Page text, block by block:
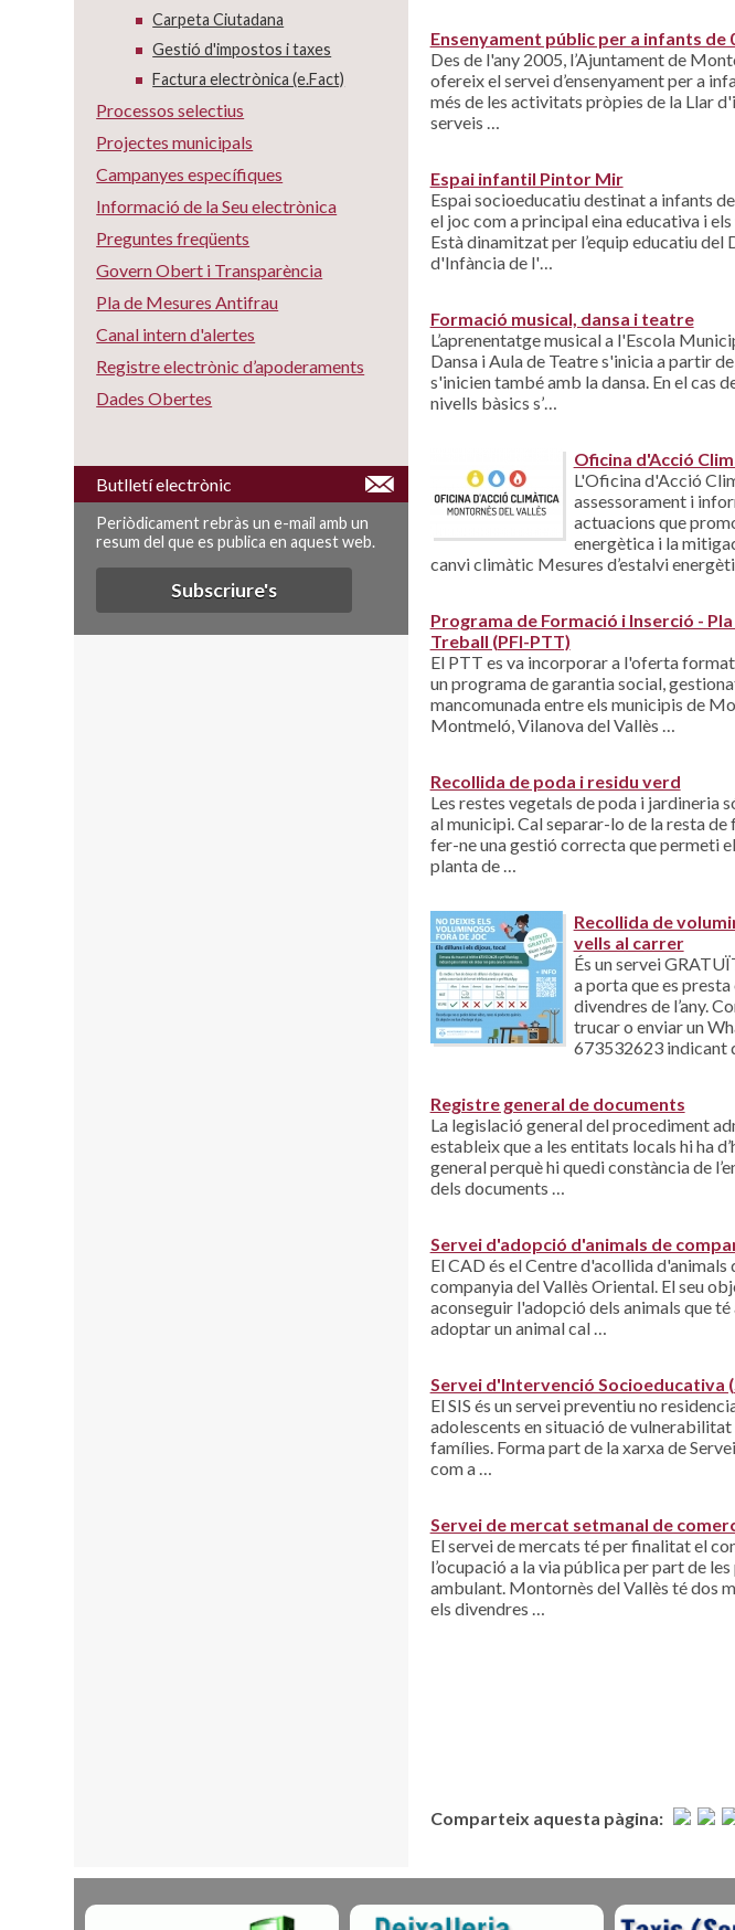
Ensenyament públic per a infants de
Des de l'any 2005, l’Ajuntament de
ofereix el servei d’ensenyament per a
més de les activitats pròpies de la Llar
serveis …
Espai infantil Pintor Mir
Espai socioeducatiu destinat a infants
el joc com a principal eina educativa i els
Està dinamitzat per l’equip educatiu del
d'Infància de l'…
Formació musical, dansa i teatre
L’aprenentatge musical a l'Escola
Dansa i Aula de Teatre s'inicia a partir
s'inicien també amb la dansa. En el cas
nivells bàsics s’…
Oficina d'Acció
L'Oficina d'Acció
assessorament i
actuacions que
energètica i la
canvi climàtic Mesures d’estalvi
Programa de Formació i Inserció -
Treball (PFI-PTT)
El PTT es va incorporar a l'oferta
un programa de garantia social,
mancomunada entre els municipis de
Montmeló, Vilanova del Vallès …
Recollida de poda i residu verd
Les restes vegetals de poda i jardineria
al municipi. Cal separar-lo de la resta
fer-ne una gestió correcta que permeti
planta de …
Recollida de
vells al carrer
És un servei
a porta que es
divendres de l’any.
trucar o enviar un
673532623 indicant
Registre general de documents
La legislació general del procediment
estableix que a les entitats locals hi ha
general perquè hi quedi constància de
dels documents …
Servei d'adopció d'animals de
El CAD és el Centre d'acollida d'animals
companyia del Vallès Oriental. El seu
aconseguir l'adopció dels animals que
adoptar un animal cal …
Servei d'Intervenció Socioeducativa
El SIS és un servei preventiu no
adolescents en situació de vulnerabilitat
famílies. Forma part de la xarxa de
com a …
Servei de mercat setmanal de
El servei de mercats té per finalitat el
l’ocupació a la via pública per part de
ambulant. Montornès del Vallès té dos
els divendres …
Comparteix aquesta pàgina:
Carpeta Ciutadana
Gestió d'impostos i taxes
Factura electrònica (e.Fact)
Processos selectius
Projectes municipals
Campanyes específiques
Informació de la Seu electrònica
Preguntes freqüents
Govern Obert i Transparència
Pla de Mesures Antifrau
Canal intern d'alertes
Registre electrònic d’apoderaments
Dades Obertes
Butlletí electrònic
Periòdicament rebràs un e-mail amb un
resum del que es publica en aquest web.
Subscriure's